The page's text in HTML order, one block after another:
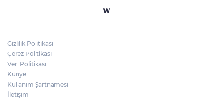
Gizlilik Politikası
Çerez Politikası
Veri Politikası
Künye
Kullanım Şartnamesi
İletişim